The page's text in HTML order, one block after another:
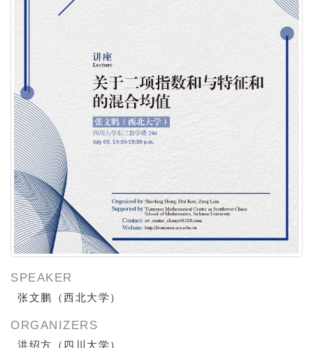
SPEAKER
张文鹏（西北大学）
ORGANIZERS
洪绍方（四川大学）